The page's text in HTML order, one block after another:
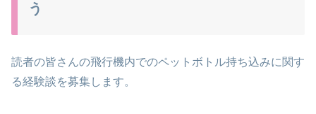
う
読者の皆さんの飛行機内でのペットボトル持ち込みに関す
る経験談を募集します。